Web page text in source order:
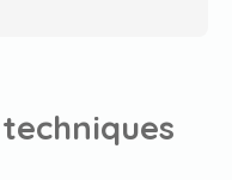
techniques